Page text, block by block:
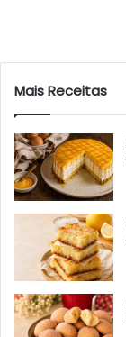
Mais Receitas